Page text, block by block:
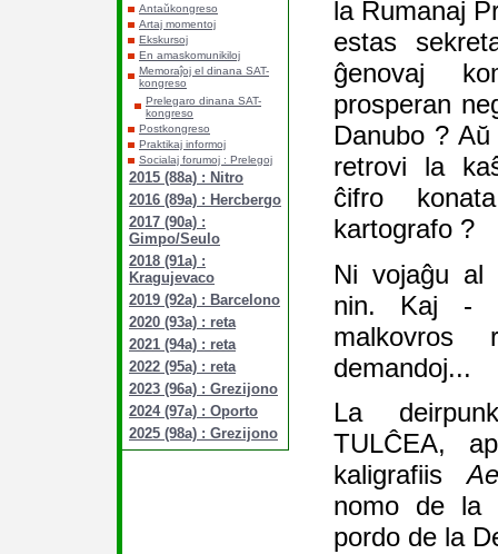
Antaŭkongreso
Artaj momentoj
Ekskursoj
En amaskomunikiloj
Memoraĵoj el dinana SAT-
kongreso
Prelegaro dinana SAT-
kongreso
Postkongreso
Praktikaj informoj
Socialaj forumoj : Prelegoj
2015 (88a) : Nitro
2016 (89a) : Hercbergo
2017 (90a) :
Gimpo/Seulo
2018 (91a) :
Kragujevaco
2019 (92a) : Barcelono
2020 (93a) : reta
2021 (94a) : reta
2022 (95a) : reta
2023 (96a) : Grezijono
2024 (97a) : Oporto
2025 (98a) : Grezijono
la Rumanaj
estas
ĝenovaj
prosperan
Danubo ?
retrovi la
ĉifro
kartografo ?
Ni vojaĝu
nin. Kaj -
malkovros
demandoj...
La
TULĈEA,
kaligrafiis
nomo de la
pordo de la